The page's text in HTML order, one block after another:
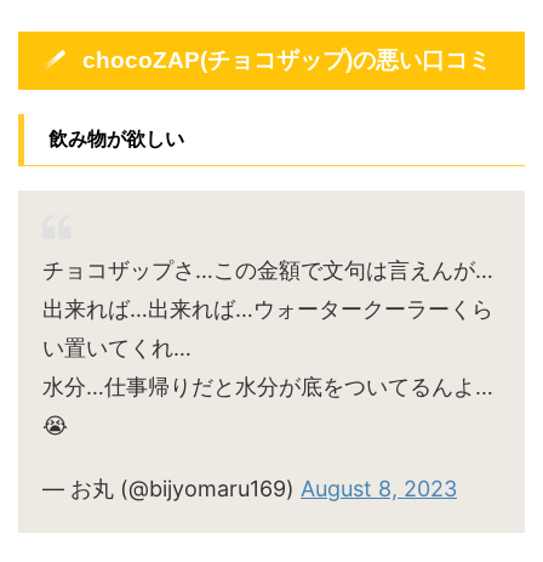
chocoZAP(チョコザップ)の悪い口コミ
飲み物が欲しい
チョコザップさ…この金額で文句は言えんが…
出来れば…出来れば…ウォータークーラーくら
い置いてくれ…
水分…仕事帰りだと水分が底をついてるんよ…
😭
— お丸 (@bijyomaru169) August 8, 2023